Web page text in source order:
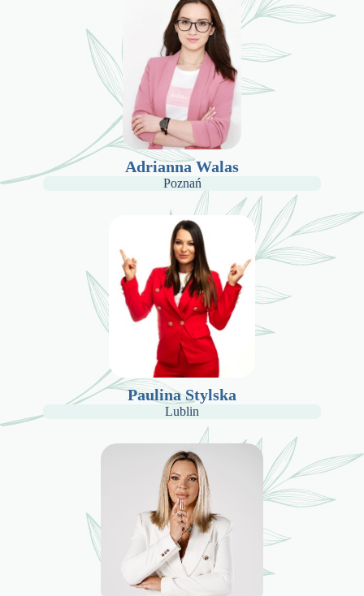
Adrianna Walas
Poznań
Paulina Stylska
Lublin